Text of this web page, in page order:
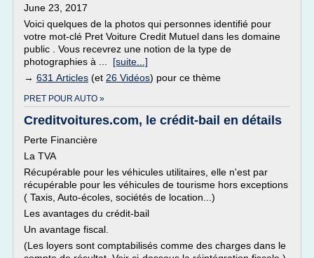
June 23, 2017
Voici quelques de la photos qui personnes identifié pour
votre mot-clé Pret Voiture Credit Mutuel dans les domaine
public . Vous recevrez une notion de la type de
photographies à ... [suite...]
→ 631 Articles (et 26 Vidéos) pour ce thème
PRET POUR AUTO »
Creditvoitures.com, le crédit-bail en détails
Perte Financière
La TVA
Récupérable pour les véhicules utilitaires, elle n'est par
récupérable pour les véhicules de tourisme hors exceptions
( Taxis, Auto-écoles, sociétés de location...)
Les avantages du crédit-bail
Un avantage fiscal.
(Les loyers sont comptabilisés comme des charges dans le